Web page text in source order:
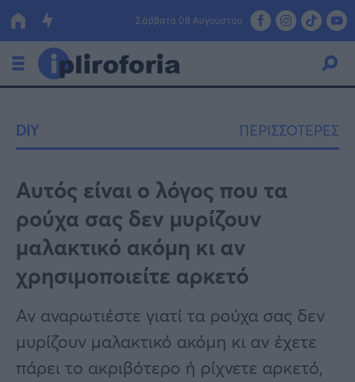
Σάββατο 08 Αυγούστου
Οικονομία
Πολιτική
Τράπεζες
Επιδοτήσεις
ΕΣΠΑ
Κόσμος
Lifestyle
Αθλητικά
Υγεία
DIY ΠΕΡΙΣΣΟΤΕΡΕΣ
Αυτός είναι ο λόγος που τα
ρούχα σας δεν μυρίζουν
μαλακτικό ακόμη κι αν
χρησιμοποιείτε αρκετό
Αν αναρωτιέστε γιατί τα ρούχα σας δεν
μυρίζουν μαλακτικό ακόμη κι αν έχετε
πάρει το ακριβότερο ή ρίχνετε αρκετό,